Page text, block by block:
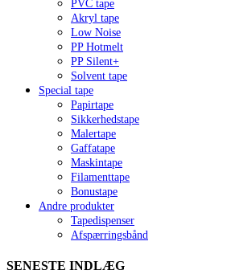
PVC tape
Akryl tape
Low Noise
PP Hotmelt
PP Silent+
Solvent tape
Special tape
Papirtape
Sikkerhedstape
Malertape
Gaffatape
Maskintape
Filamenttape
Bonustape
Andre produkter
Tapedispenser
Afspærringsbånd
SENESTE INDLÆG